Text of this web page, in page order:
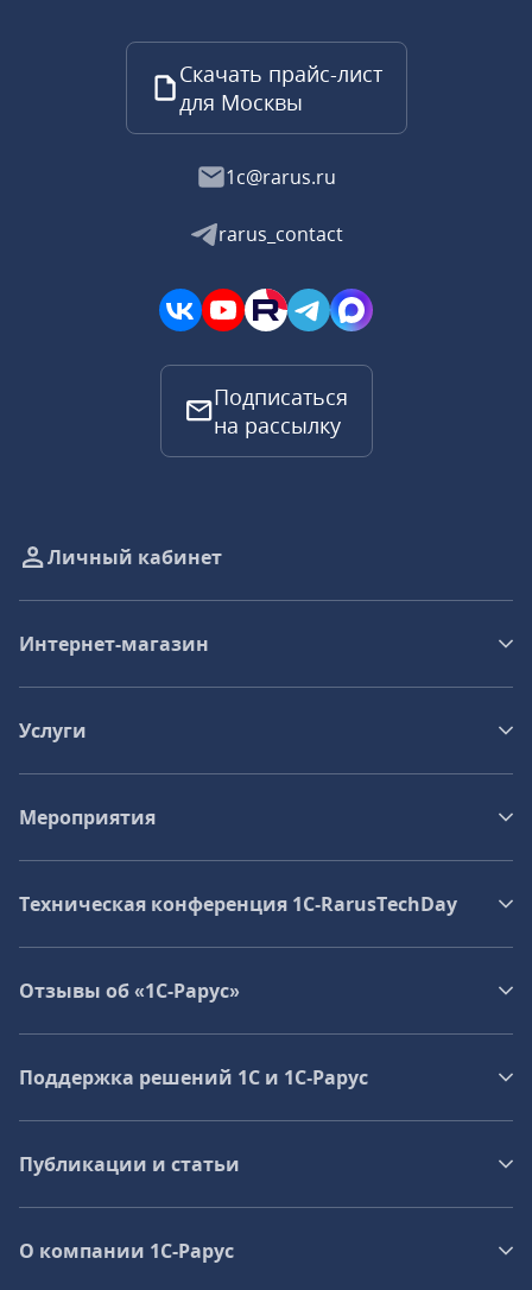
Скачать прайс-лист
для Москвы
1c@rarus.ru
rarus_contact
Подписаться
на рассылку
Личный кабинет
Интернет-магазин
Услуги
Мероприятия
Техническая конференция 1C‑RarusTechDay
Отзывы об «1С-Рарус»
Поддержка решений 1С и 1С‑Рарус
Публикации и статьи
О компании 1C-Рарус